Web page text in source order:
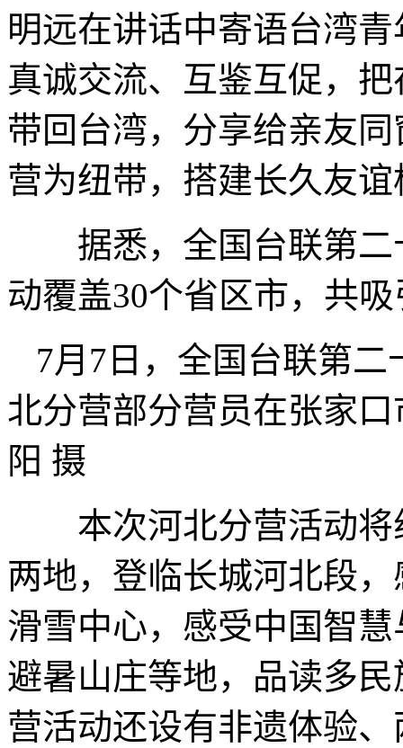
明远在讲话中寄语台湾
真诚交流、互鉴互促，
带回台湾，分享给亲友
营为纽带，搭建长久友谊
据悉，全国台联第二
动覆盖30个省区市，共
7月7日，全国台联第
北分营部分营员在张家
阳 摄
本次河北分营活动将
两地，登临长城河北段
滑雪中心，感受中国智
避暑山庄等地，品读多
营活动还设有非遗体验